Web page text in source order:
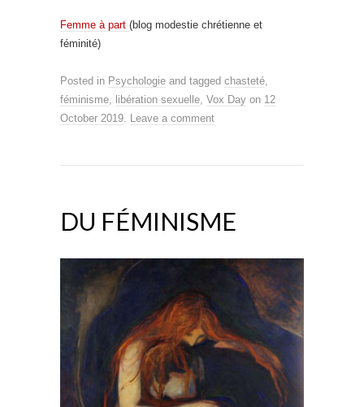
Femme à part (blog modestie chrétienne et
féminité)
Posted in Psychologie and tagged chasteté
féminisme
libération sexuelle Vox Day on 12
October 2019
Leave a comment
DU FÉMINISME